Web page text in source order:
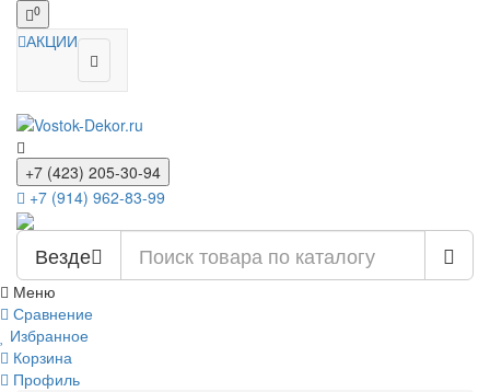
0
АКЦИИ
+7 (423) 205-30-94
+7 (914) 962-83-99
Везде
Меню
Сравнение
Избранное
Корзина
Профиль